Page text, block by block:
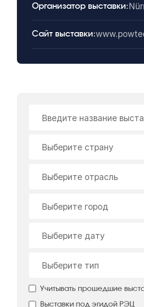
Организатор выставки:
Сайт выставки:
Введите название
Выберите страну
Выберите отрасль
Выберите город
Выберите дату
Выберите тип
Учитывать прошедшие
Выставки под эгидой РЭЦ